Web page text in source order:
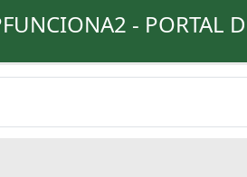
- PORTAL